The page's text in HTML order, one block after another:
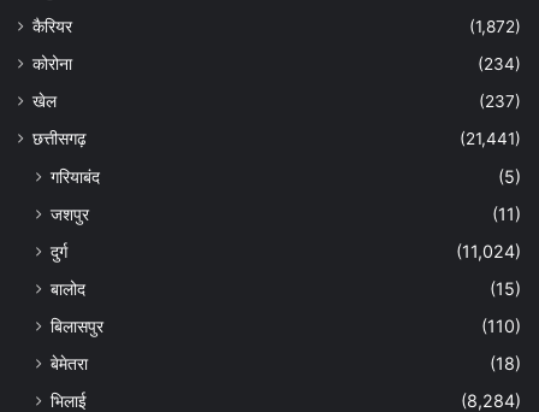
कैरियर
(1,872)
कोरोना
(234)
खेल
(237)
छत्तीसगढ़
(21,441)
गरियाबंद
(5)
जशपुर
(11)
दुर्ग
(11,024)
बालोद
(15)
बिलासपुर
(110)
बेमेतरा
(18)
भिलाई
(8,284)